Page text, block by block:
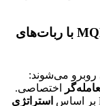
بررسی تفاوت ربات‌های آماده بازار MQL5 با ربات‌های
روبرو می‌شوند:
اختصاصی.
استراتژی